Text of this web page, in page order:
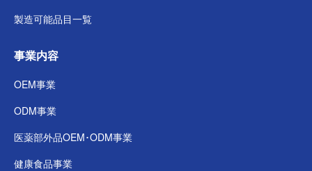
製造可能品目一覧
事業内容
OEM事業
ODM事業
医薬部外品OEM･ODM事業
健康食品事業